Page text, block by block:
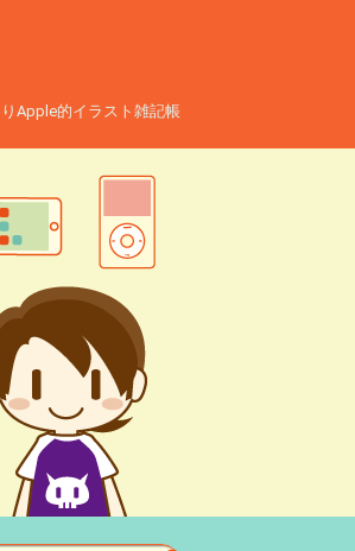
Apple的イラスト雑記帳